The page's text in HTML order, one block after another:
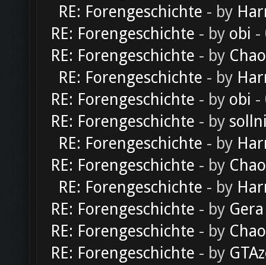
RE: Forengeschichte - by
RE: Forengeschichte - by obi -
RE: Forengeschichte - by
RE: Forengeschichte - by
RE: Forengeschichte - by obi -
RE: Forengeschichte - by
RE: Forengeschichte - by
RE: Forengeschichte - by
RE: Forengeschichte - by
RE: Forengeschichte - by Gera
RE: Forengeschichte - by
RE: Forengeschichte - by